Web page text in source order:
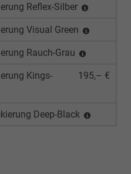
Reflex-Silber
Visual Green
Rauch-Grau
Kings-
195,– €
Deep-Black